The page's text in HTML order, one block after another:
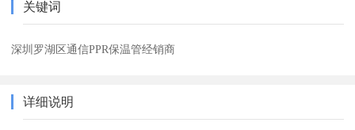
关键词
深圳罗湖区通信PPR保温管经销商
详细说明